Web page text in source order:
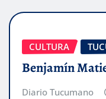
CULTURA
Benjamín
Diario Tucumano